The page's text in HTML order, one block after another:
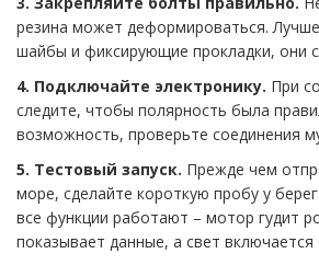
резина может деформироваться.
шайбы и фиксирующие прокладки, они
4. Подключайте электронику. При
следите, чтобы полярность была
возможность, проверьте соединения
5. Тестовый запуск. Прежде чем
море, сделайте короткую пробу у
все функции работают – мотор гудит
показывает данные, а свет включается